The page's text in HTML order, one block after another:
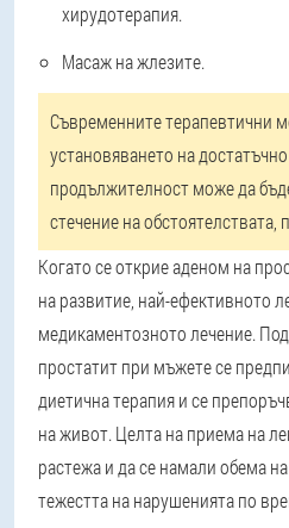
хирудотерапия.
Масаж на жлезите.
Съвременните терапевтични
установяването на
продължителност може да
стечение на обстоятелствата,
Когато се открие аденом на
на развитие, най-ефективното
медикаментозното лечение.
простатит при мъжете се
диетична терапия и се
на живот. Целта на приема на
растежа и да се намали обема
тежестта на нарушенията по